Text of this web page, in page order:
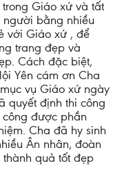
Giáo xứ và tất
bằng nhiều
với Giáo xứ , để
trang đẹp và
Cách đặc biệt,
Yên cám ơn Cha
vụ Giáo xứ ngày
quyết định thi công
được phần
Cha đã hy sinh
Ân nhân, đoàn
quả tốt đẹp